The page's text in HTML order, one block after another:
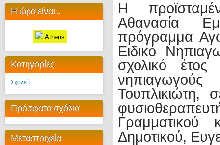
Η ώρα είναι ..
Athens
Κατηγορίες
Σχολείο
Πρόσφατα σχόλια
Μεταστοιχεία
Η
Αθανασία
πρόγραμμα
Ειδικό
σχολικό
Τουπλικιώτη,
Γραμματικού
Δημοτικού,